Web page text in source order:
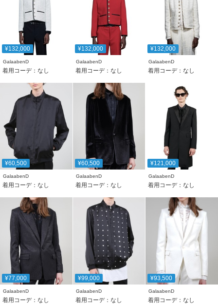
¥132,000
GalaabenD
着用コーデ：なし
¥132,000
GalaabenD
着用コーデ：なし
¥132,000
GalaabenD
着用コーデ：なし
¥60,500
GalaabenD
着用コーデ：なし
¥60,500
GalaabenD
着用コーデ：なし
¥121,000
GalaabenD
着用コーデ：なし
¥77,000
GalaabenD
着用コーデ：なし
¥99,000
GalaabenD
着用コーデ：なし
¥93,500
GalaabenD
着用コーデ：なし